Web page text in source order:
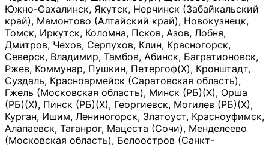
Южно-Сахалинск, Якутск, Нерчинск (Забайкальский
край), Мамонтово (Алтайский край), Новокузнецк,
Томск, Иркутск, Коломна, Псков, Азов, Лобня,
Дмитров, Чехов, Серпухов, Клин, Красногорск,
Северск, Владимир, Тамбов, Абинск, Багратионовск,
Ржев, Коммунар, Пушкин, Петергоф(Х), Кронштадт,
Суздаль, Красноармейск (Саратовская область),
Гжель (Московская область), Минск (РБ)(Х), Орша
(РБ)(Х), Пинск (РБ)(Х), Георгиевск, Могилев (РБ)(Х),
Курган, Ишим, Лениногорск, Златоуст, Красноуфимск,
Алапаевск, Таганрог, Мацеста (Сочи), Менделеево
(Московская область), Белоостров (Санкт-